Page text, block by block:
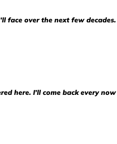
face over the next few decades.
here. I’ll come back every